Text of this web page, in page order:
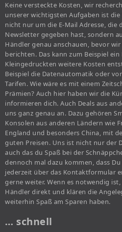
Keine versteckte Kosten, wir
unserer wichtigsten Aufgaben ist
nicht nur um die E-Mail Adresse, die
Newsletter gegeben hast, sondern
Händler genau anschauen, bevor
berichten. Das kann zum Beispiel
Kleingedruckten weitere Kosten
Beispiel die Datenautomatik oder
Tarifen. Wie wäre es mit einem
Prämien? Auch hier haben wir die
informieren dich. Auch Deals aus
uns ganz genau an. Dazu gehören
Konsolen aus anderen Ländern wie
England und besonders China, mit
guten Preisen. Uns ist nicht nur der
auch das du Spaß bei der
dennoch mal dazu kommen, dass
jederzeit über das Kontaktformular
gerne weiter. Wenn es notwendig
Händler direkt und klären die
weiterhin Spaß am Sparen haben.
… schnell